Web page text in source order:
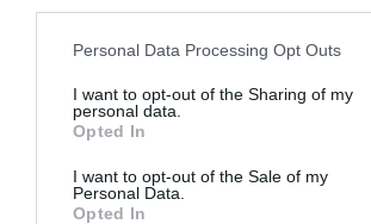
Please note that this website/app uses one
not limited to your visit or usage behaviour.
grant or deny consent to Google and its
use your data for below specified purposes
consent section.
Personal Data Processing Opt Outs
I want to opt-out of the Sharing of my
personal data.
Opted In
I want to opt-out of the Sale of my
Personal Data.
Opted In